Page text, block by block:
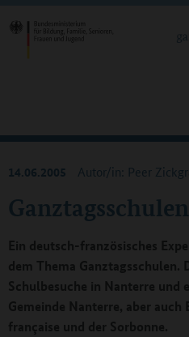
14.06.2005 Autor/in: Peer
Ein deutsch-französisches
dem Thema Ganztagsschulen.
Schulbesuche in Nanterre und
Gemeinde Nanterre, aber auch
française und der Sorbonne.